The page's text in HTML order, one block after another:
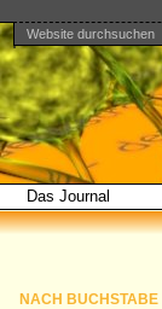
Direkt
zum
Inhalt
|
Direkt
zur
Navigation
Benutzerspezifische
Werkzeuge
Website durchsuchen
Erweiterte
Suche…
Bereiche
Das Journal
NACH BUCHSTABE